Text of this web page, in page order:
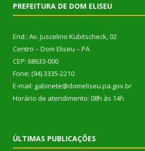
PREFEITURA DE DOM ELISEU
End.: Av. Juscelino Kubitscheck, 02
Centro – Dom Eliseu – PA
CEP: 68633-000
Fone: (94) 3335-2210
E-mail: gabinete@domeliseu.pa.gov.br
Horário de atendimento: 08h às 14h
ÚLTIMAS PUBLICAÇÕES